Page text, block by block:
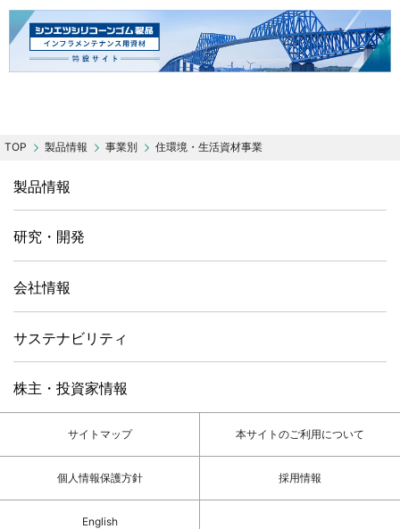
製品情報 事業別 住環境・生活資材事業
製品情報
研究・開発
会社情報
サステナビリティ
株主・投資家情報
サイトマップ 本サイトのご利用について
個人情報保護方針 採用情報
English